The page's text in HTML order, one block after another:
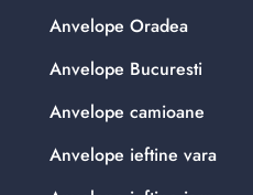
Anvelope Oradea
Anvelope Bucuresti
Anvelope camioane
Anvelope ieftine vara